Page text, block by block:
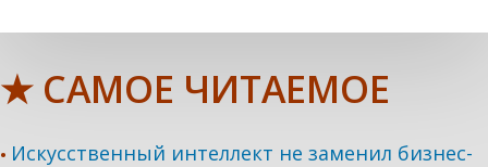
★ САМОЕ ЧИТАЕМОЕ
• Искусственный интеллект не заменил бизнес-